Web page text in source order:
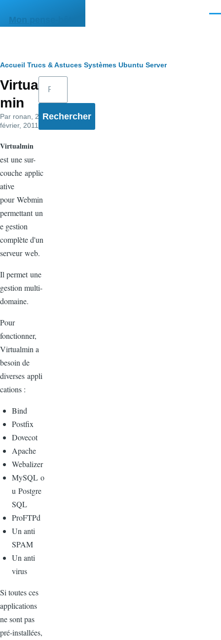
Mon pense-bête
Fil
d'Ariane
Accueil Trucs & Astuces Systèmes Ubuntu Server
Virtual
min
Par ronan , 20
février, 2011
Virtualmin
est une sur-
couche applic
ative
pour Webmin
permettant un
e gestion
complète d'un
serveur web.
Il permet une
gestion multi-
domaine.
Pour
fonctionner,
Virtualmin a
besoin de
diverses appli
cations :
Bind
Postfix
Dovecot
Apache
Webalizer
MySQL o
u Postgre
SQL
ProFTPd
Un anti
SPAM
Un anti
virus
Si toutes ces
applications
ne sont pas
pré-installées,